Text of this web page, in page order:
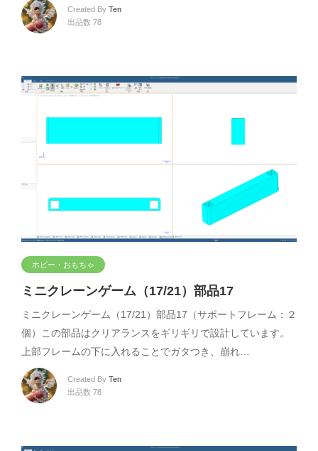
Created By Ten
出品数 78
ホビー・おもちゃ
ミニクレーンゲーム（17/21）部品17
ミニクレーンゲーム（17/21）部品17（サポートフレーム：２
個）この部品はクリアランスをギリギリで設計しています。
上部フレームの下に入れることでガタつき、崩れ…
Created By Ten
出品数 78